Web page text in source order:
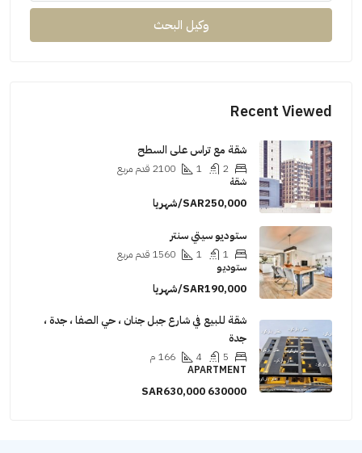
شقة مع تراس على السطح
2
1
2100
قدم مربع
شقة
SAR250,000/شهريا
ستوديو سيتي سنتر
1
1
1560
قدم مربع
ستوديو
SAR190,000/شهريا
شقة للبيع في شارع جبل جنان ، حي الصفا ، جدة ،
جدة
5
4
166
APARTMENT
630000
SAR630,000